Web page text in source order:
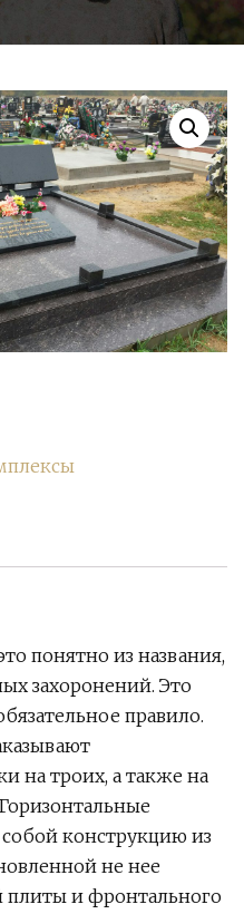
понятно из названия,
захоронений. Это
правило.
на троих, а также на
конструкцию из
не нее
плиты и фронтального